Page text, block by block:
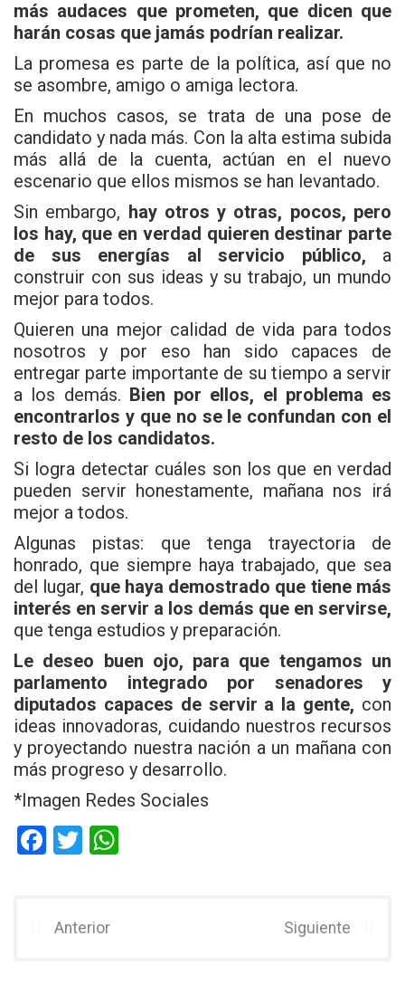
más audaces que prometen, que dicen que
harán cosas que jamás podrían realizar.
La promesa es parte de la política, así que no
se asombre, amigo o amiga lectora.
En muchos casos, se trata de una pose de
candidato y nada más. Con la alta estima subida
más allá de la cuenta, actúan en el nuevo
escenario que ellos mismos se han levantado.
Sin embargo, hay otros y otras, pocos, pero
los hay, que en verdad quieren destinar parte
de sus energías al servicio público, a
construir con sus ideas y su trabajo, un mundo
mejor para todos.
Quieren una mejor calidad de vida para todos
nosotros y por eso han sido capaces de
entregar parte importante de su tiempo a servir
a los demás. Bien por ellos, el problema es
encontrarlos y que no se le confundan con el
resto de los candidatos.
Si logra detectar cuáles son los que en verdad
pueden servir honestamente, mañana nos irá
mejor a todos.
Algunas pistas: que tenga trayectoria de
honrado, que siempre haya trabajado, que sea
del lugar, que haya demostrado que tiene más
interés en servir a los demás que en servirse,
que tenga estudios y preparación.
Le deseo buen ojo, para que tengamos un
parlamento integrado por senadores y
diputados capaces de servir a la gente, con
ideas innovadoras, cuidando nuestros recursos
y proyectando nuestra nación a un mañana con
más progreso y desarrollo.
*Imagen Redes Sociales
F
b
T
er
Anterior Siguiente